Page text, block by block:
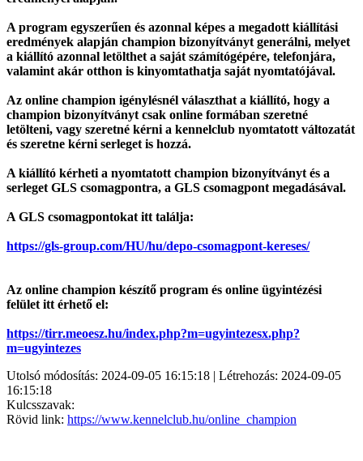
A program egyszerűen és azonnal képes a megadott kiállítási
eredmények alapján champion bizonyítványt generálni, melyet
a kiállító azonnal letölthet a saját számítógépére, telefonjára,
valamint akár otthon is kinyomtathatja saját nyomtatójával.
Az online champion igénylésnél választhat a kiállító, hogy a
champion bizonyítványt csak online formában szeretné
letölteni, vagy szeretné kérni a kennelclub nyomtatott változatát
és szeretne kérni serleget is hozzá.
A kiállító kérheti a nyomtatott champion bizonyítványt és a
serleget GLS csomagpontra, a GLS csomagpont megadásával.
A GLS csomagpontokat itt találja:
https://gls-group.com/HU/hu/depo-csomagpont-kereses/
Az online champion készítő program és online ügyintézési
felület itt érhető el:
https://tirr.meoesz.hu/index.php?m=ugyintezesx.php?
m=ugyintezes
Utolsó módosítás: 2024-09-05 16:15:18 | Létrehozás: 2024-09-05
16:15:18
Kulcsszavak:
Rövid link: https://www.kennelclub.hu/online_champion